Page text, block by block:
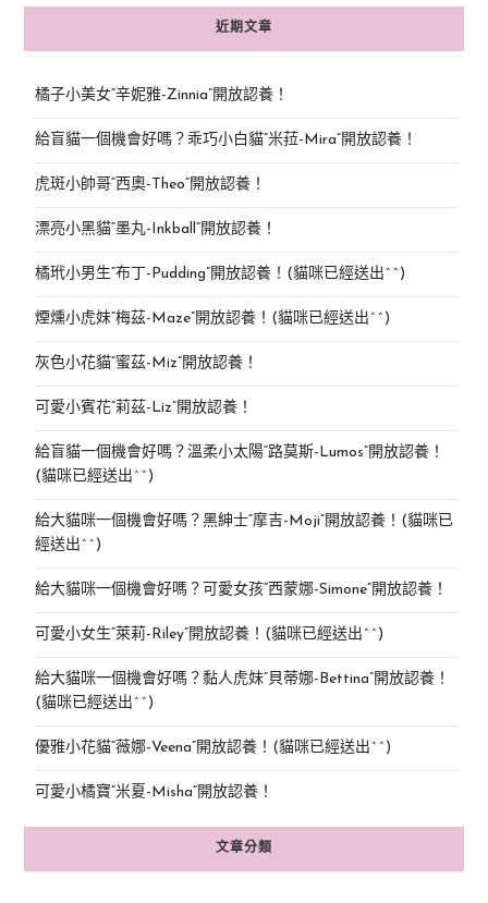
近期文章
橘子小美女“辛妮雅-Zinnia”開放認養！
給盲貓一個機會好嗎？乖巧小白貓“米菈-Mira”開放認養！
虎斑小帥哥“西奧-Theo”開放認養！
漂亮小黑貓“墨丸-Inkball”開放認養！
橘玳小男生“布丁-Pudding”開放認養！(貓咪已經送出^^)
煙燻小虎妹“梅茲-Maze”開放認養！(貓咪已經送出^^)
灰色小花貓“蜜茲-Miz”開放認養！
可愛小賓花“莉茲-Liz”開放認養！
給盲貓一個機會好嗎？溫柔小太陽“路莫斯-Lumos”開放認養！
(貓咪已經送出^^)
給大貓咪一個機會好嗎？黑紳士“摩吉-Moji”開放認養！(貓咪已
經送出^^)
給大貓咪一個機會好嗎？可愛女孩“西蒙娜-Simone“開放認養！
可愛小女生“萊莉-Riley”開放認養！(貓咪已經送出^^)
給大貓咪一個機會好嗎？黏人虎妹“貝蒂娜-Bettina”開放認養！
(貓咪已經送出^^)
優雅小花貓“薇娜-Veena”開放認養！(貓咪已經送出^^)
可愛小橘寶”米夏-Misha”開放認養！
文章分類